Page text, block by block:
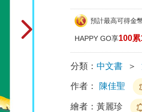
預計最高可得金
HAPPY GO享100
分類： 中文書 ＞
作者： 陳佳聖
繪者：黃麗珍